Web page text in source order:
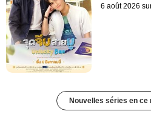
6 août 2026
Nouvelles séries en ce